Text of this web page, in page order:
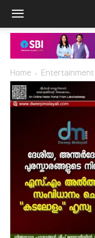
Home Entertainment